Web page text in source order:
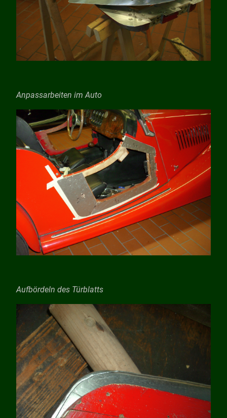
Anpassarbeiten im Auto
Aufbördeln des Türblatts